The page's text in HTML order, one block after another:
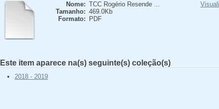
Nome: TCC Rogério Resende ...
Tamanho: 469.0Kb
Formato:
PDF
Este item aparece na(s) seguinte(s) coleção(s)
2018 - 2019